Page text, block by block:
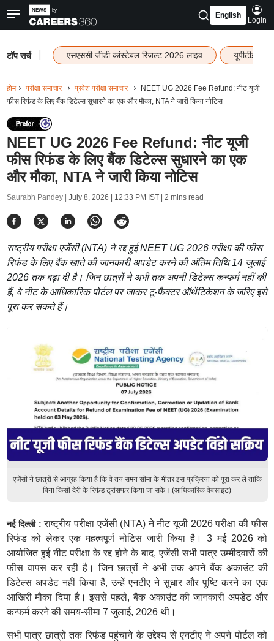
English
Login
टॉप सर्च एसएससी जीडी कांस्टेबल रिजल्ट 2026 लाइव यूपीटीईटी
होम परीक्षा समाचार प्रवेश परीक्षा समाचार
NEET UG 2026 Fee Refund: नीट यूजी
फीस रिफंड के लिए बैंक डिटेल्स सुधारने का एक और मौका, NTA ने जारी किया नोटिस
NEET UG 2026 Fee Refund: नीट यूजी
फीस रिफंड के लिए बैंक डिटेल्स सुधारने का एक
और मौका, NTA ने जारी किया नोटिस
Saurabh Pandey | July 8, 2026 | 12:33 PM IST| 2 mins read
राष्ट्रीय परीक्षा एजेंसी (NTA) ने रद्द हुई NEET UG 2026 परीक्षा की फीस
रिफंड के लिए बैंक खाते की जानकारी अपडेट करने की अंतिम तिथि 14 जुलाई
2026 तक बढ़ा दी है। जिन छात्रों ने अभी तक अपनी डिटेल्स कन्फर्म नहीं की
हैं, वे नीट के आधिकारिक पोर्टल पर जाकर टू-फैक्टर ऑथेंटिकेशन के जरिए इसे
पूरा कर सकते हैं।
एजेंसी ने छात्रों से आग्रह किया है कि वे तय समय सीमा के भीतर इस प्रक्रिया को पूरा कर लें ताकि
बिना किसी देरी के रिफंड ट्रांसफर किया जा सके। (आधिकारिक वेबसाइट)
नई दिल्ली : राष्ट्रीय परीक्षा एजेंसी (NTA) ने नीट यूजी 2026 परीक्षा की फीस
रिफंड को लेकर एक महत्वपूर्ण नोटिस जारी किया है। 3 मई 2026 को
आयोजित हुई नीट परीक्षा के रद्द होने के बाद, एजेंसी सभी पात्र उम्मीदवारों की
फीस वापस कर रही है। जिन छात्रों ने अभी तक अपने बैंक अकाउंट की
डिटेल्स अपडेट नहीं किया हैं, उन्हें एनटीए ने सुधार और पुष्टि करने का एक
आखिरी मौका दिया है। इससे पहले, बैंक अकाउंट की जानकारी अपडेट और
कन्फर्म करने की समय-सीमा 7 जुलाई, 2026 थी।
सभी पात्र छात्रों तक रिफंड पहुंचाने के उद्देश्य से एनटीए ने अपने पोर्टल को